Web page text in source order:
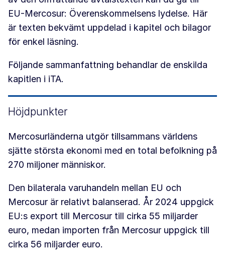
EU-Mercosur: Överenskommelsens lydelse. Här
är texten bekvämt uppdelad i kapitel och bilagor
för enkel läsning.
Följande sammanfattning behandlar de enskilda
kapitlen i iTA.
Höjdpunkter
Mercosurländerna utgör tillsammans världens
sjätte största ekonomi med en total befolkning på
270 miljoner människor.
Den bilaterala varuhandeln mellan EU och
Mercosur är relativt balanserad. År 2024 uppgick
EU:s export till Mercosur till cirka 55 miljarder
euro, medan importen från Mercosur uppgick till
cirka 56 miljarder euro.